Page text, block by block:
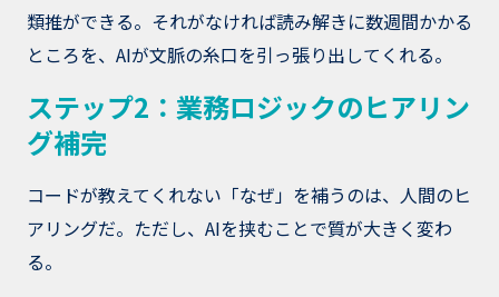
類推ができる。それがなければ読み解きに数週間かかる
ところを、AIが文脈の糸口を引っ張り出してくれる。
ステップ2：業務ロジックのヒアリン
グ補完
コードが教えてくれない「なぜ」を補うのは、人間のヒ
アリングだ。ただし、AIを挟むことで質が大きく変わ
る。